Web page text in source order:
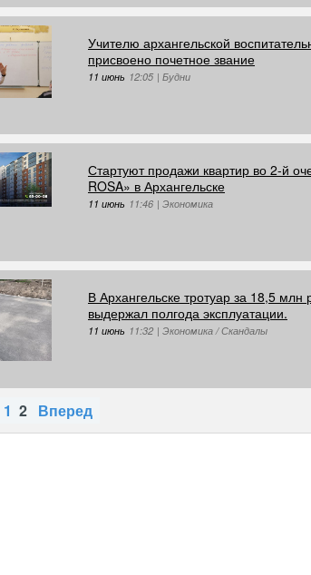
Учителю архангельской
присвоено почетное звание
11 июнь 12:05 | Будни
Стартуют продажи квартир во 2-й
ROSA» в Архангельске
11 июнь 11:46 | Экономика
В Архангельске тротуар за 18,5 млн
выдержал полгода эксплуатации.
11 июнь 11:32 | Экономика / Скандалы
1 2 Вперед